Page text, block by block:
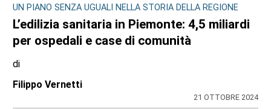
UN PIANO SENZA UGUALI NELLA STORIA DELLA REGIONE
L’edilizia sanitaria in Piemonte: 4,5 miliardi
per ospedali e case di comunità
di
Filippo Vernetti
21 OTTOBRE 2024